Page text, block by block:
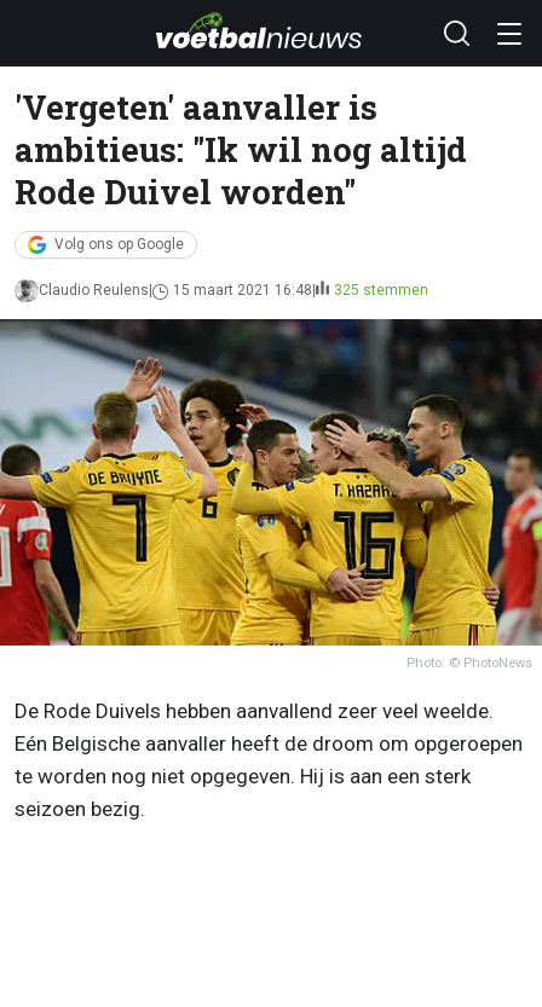
'Vergeten' aanvaller is
ambitieus: "Ik wil nog altijd
Rode Duivel worden"
Volg ons op Google
Claudio Reulens 15 maart 2021 16:48 325 stemmen
Photo: © PhotoNews
De Rode Duivels hebben aanvallend zeer veel weelde.
Eén Belgische aanvaller heeft de droom om opgeroepen
te worden nog niet opgegeven. Hij is aan een sterk
seizoen bezig.